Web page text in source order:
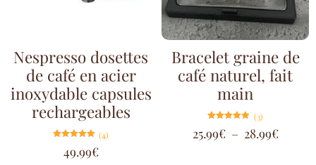
Nespresso dosettes
de café en acier
inoxydable capsules
rechargeables
5.00
sur 5
(4)
49.99€
Bracelet graine de
café naturel, fait
main
5.00
sur 5
(3)
25.99€ – 28.99€